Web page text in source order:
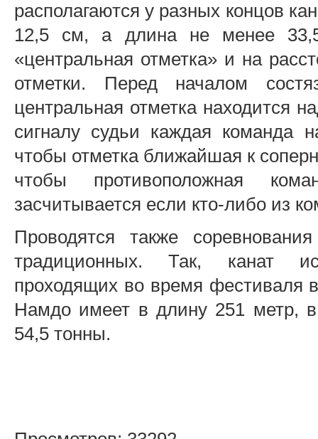
располагаются у разных концов
12,5 см, а длина не менее
«центральная отметка» и на
отметки. Перед началом
центральная отметка находится
сигналу судьи каждая команда
чтобы отметка ближайшая к
чтобы противоположная
засчитывается если кто-либо из
Проводятся также
традиционных. Так, канат
проходящих во время фестиваля
Намдо имеет в длину 251 метр,
54,5 тонны.